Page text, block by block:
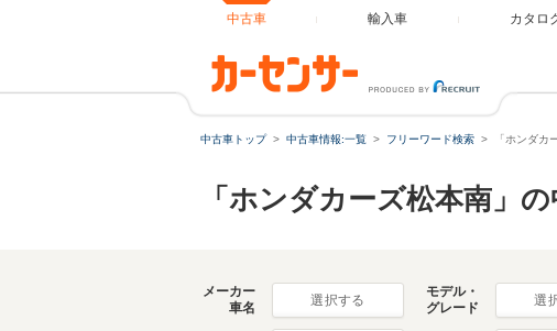
中古車 輸入車 カタロ
中古車トップ 中古車情報:一覧 フリーワード検索 「ホンダカ
「ホンダカーズ松本南」
メーカー
車名
選択する
モデル・
グレード
選